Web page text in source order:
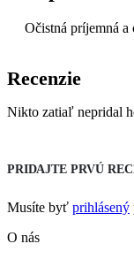
Očistná príjemná a
Recenzie
Nikto zatiaľ nepridal
PRIDAJTE PRVÚ
Musíte byť prihlásený
O nás